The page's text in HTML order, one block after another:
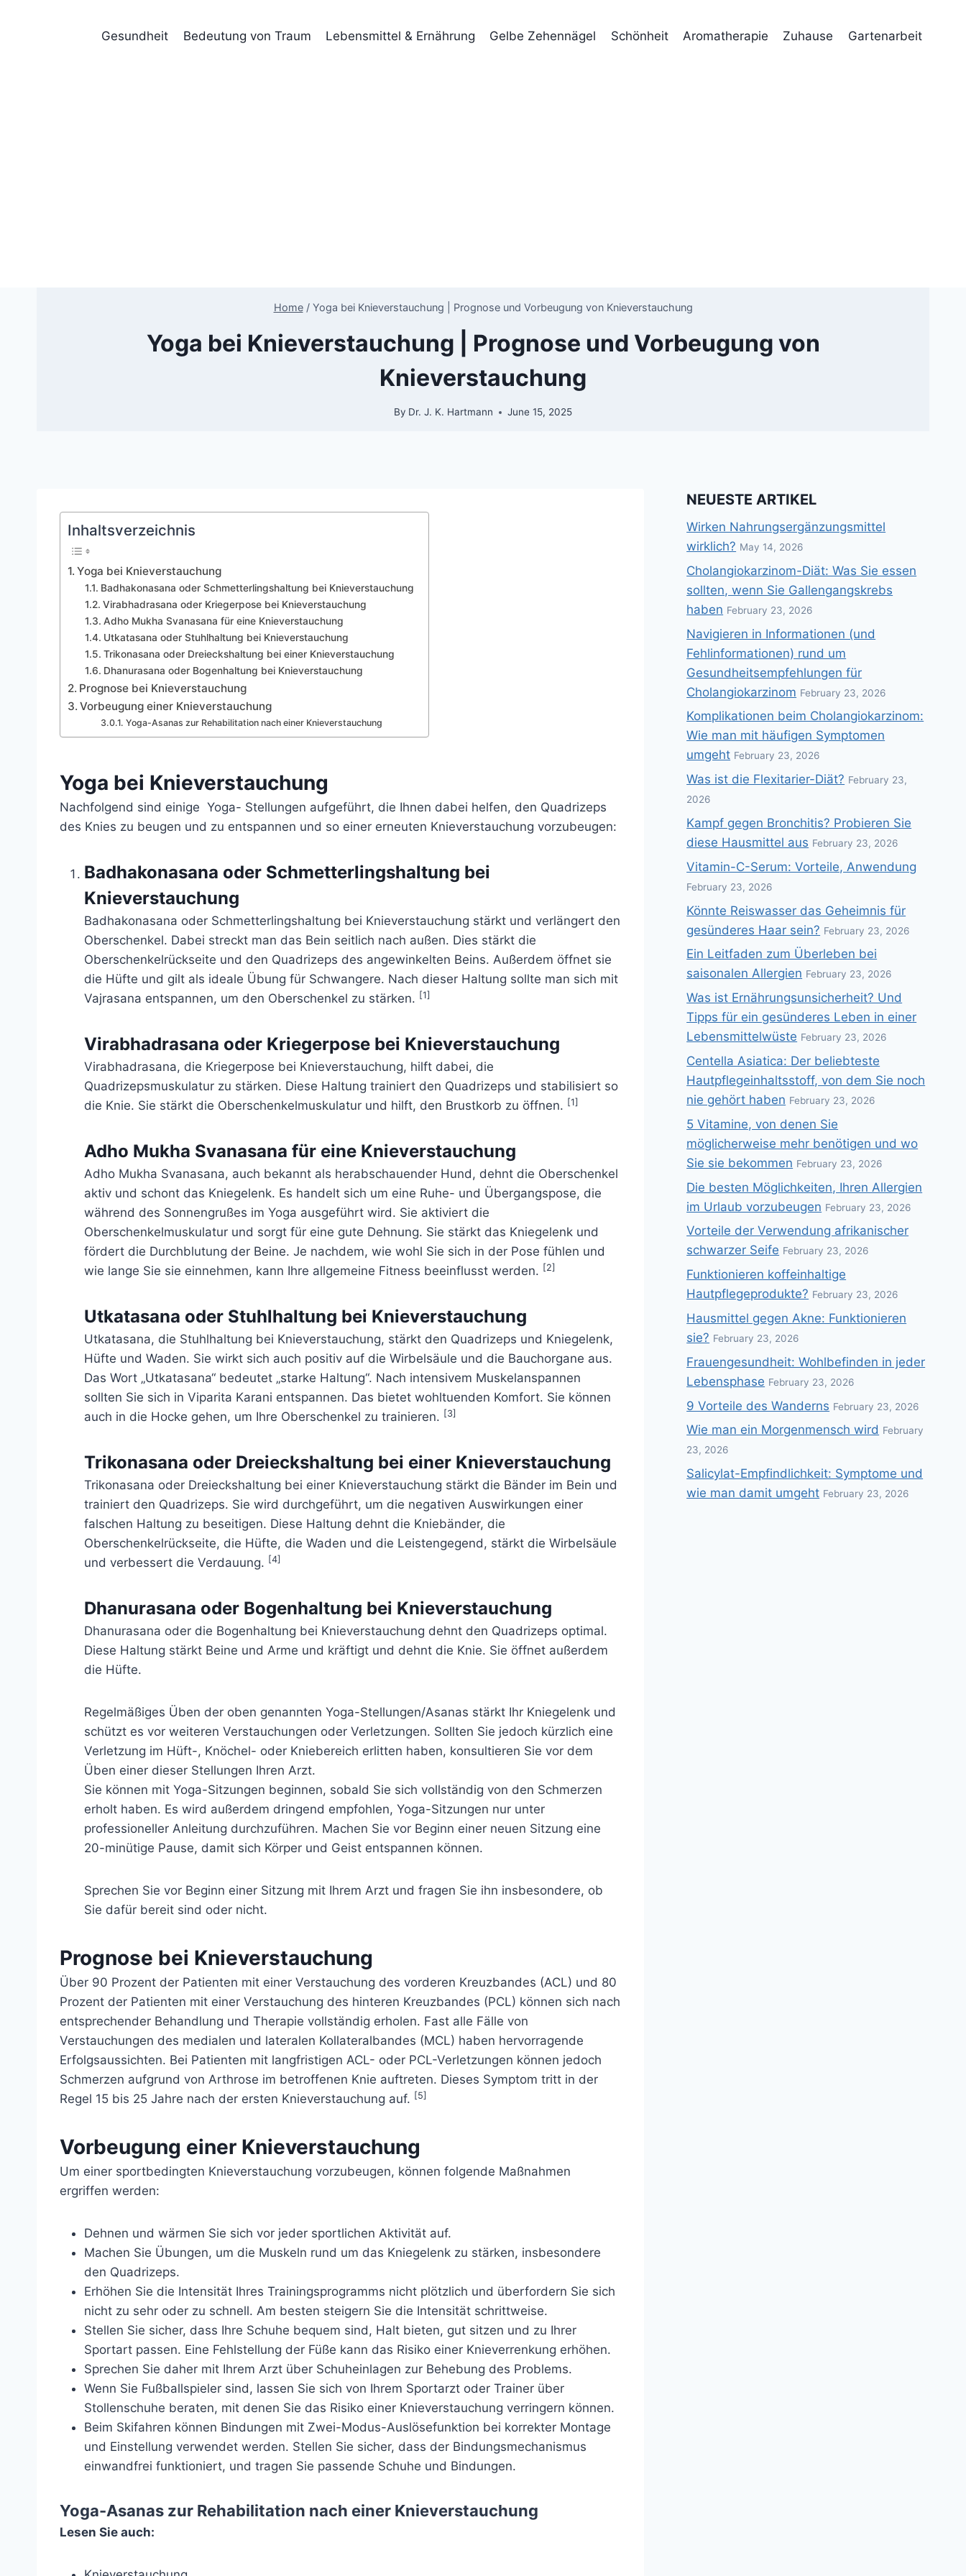
Gesundheit Bedeutung von Traum Lebensmittel & Ernährung Gelbe Zehennägel Schönheit Aromatherapie Zuhause Gartenarbeit
Home / Yoga bei Knieverstauchung | Prognose und Vorbeugung von Knieverstauchung
Yoga bei Knieverstauchung | Prognose und Vorbeugung von
Knieverstauchung
By Dr. J. K. Hartmann June 15, 2025
Inhaltsverzeichnis
Yoga bei Knieverstauchung
Badhakonasana oder Schmetterlingshaltung bei Knieverstauchung
Virabhadrasana oder Kriegerpose bei Knieverstauchung
Adho Mukha Svanasana für eine Knieverstauchung
Utkatasana oder Stuhlhaltung bei Knieverstauchung
Trikonasana oder Dreieckshaltung bei einer Knieverstauchung
Dhanurasana oder Bogenhaltung bei Knieverstauchung
Prognose bei Knieverstauchung
Vorbeugung einer Knieverstauchung
Yoga-Asanas zur Rehabilitation nach einer Knieverstauchung
Yoga bei Knieverstauchung
Nachfolgend sind einige Yoga- Stellungen aufgeführt, die Ihnen dabei helfen, den Quadrizeps
des Knies zu beugen und zu entspannen und so einer erneuten Knieverstauchung vorzubeugen:
Badhakonasana oder Schmetterlingshaltung bei
Knieverstauchung
Badhakonasana oder Schmetterlingshaltung bei Knieverstauchung stärkt und verlängert den
Oberschenkel. Dabei streckt man das Bein seitlich nach außen. Dies stärkt die
Oberschenkelrückseite und den Quadrizeps des angewinkelten Beins. Außerdem öffnet sie
die Hüfte und gilt als ideale Übung für Schwangere. Nach dieser Haltung sollte man sich mit
Vajrasana entspannen, um den Oberschenkel zu stärken. [1]
Virabhadrasana oder Kriegerpose bei Knieverstauchung
Virabhadrasana, die Kriegerpose bei Knieverstauchung, hilft dabei, die
Quadrizepsmuskulatur zu stärken. Diese Haltung trainiert den Quadrizeps und stabilisiert so
die Knie. Sie stärkt die Oberschenkelmuskulatur und hilft, den Brustkorb zu öffnen. [1]
Adho Mukha Svanasana für eine Knieverstauchung
Adho Mukha Svanasana, auch bekannt als herabschauender Hund, dehnt die Oberschenkel
aktiv und schont das Kniegelenk. Es handelt sich um eine Ruhe- und Übergangspose, die
während des Sonnengrußes im Yoga ausgeführt wird. Sie aktiviert die
Oberschenkelmuskulatur und sorgt für eine gute Dehnung. Sie stärkt das Kniegelenk und
fördert die Durchblutung der Beine. Je nachdem, wie wohl Sie sich in der Pose fühlen und
wie lange Sie sie einnehmen, kann Ihre allgemeine Fitness beeinflusst werden. [2]
Utkatasana oder Stuhlhaltung bei Knieverstauchung
Utkatasana, die Stuhlhaltung bei Knieverstauchung, stärkt den Quadrizeps und Kniegelenk,
Hüfte und Waden. Sie wirkt sich auch positiv auf die Wirbelsäule und die Bauchorgane aus.
Das Wort „Utkatasana“ bedeutet „starke Haltung“. Nach intensivem Muskelanspannen
sollten Sie sich in Viparita Karani entspannen. Das bietet wohltuenden Komfort. Sie können
auch in die Hocke gehen, um Ihre Oberschenkel zu trainieren. [3]
Trikonasana oder Dreieckshaltung bei einer Knieverstauchung
Trikonasana oder Dreieckshaltung bei einer Knieverstauchung stärkt die Bänder im Bein und
trainiert den Quadrizeps. Sie wird durchgeführt, um die negativen Auswirkungen einer
falschen Haltung zu beseitigen. Diese Haltung dehnt die Kniebänder, die
Oberschenkelrückseite, die Hüfte, die Waden und die Leistengegend, stärkt die Wirbelsäule
und verbessert die Verdauung. [4]
Dhanurasana oder Bogenhaltung bei Knieverstauchung
Dhanurasana oder die Bogenhaltung bei Knieverstauchung dehnt den Quadrizeps optimal.
Diese Haltung stärkt Beine und Arme und kräftigt und dehnt die Knie. Sie öffnet außerdem
die Hüfte.
Regelmäßiges Üben der oben genannten Yoga-Stellungen/Asanas stärkt Ihr Kniegelenk und
schützt es vor weiteren Verstauchungen oder Verletzungen. Sollten Sie jedoch kürzlich eine
Verletzung im Hüft-, Knöchel- oder Kniebereich erlitten haben, konsultieren Sie vor dem
Üben einer dieser Stellungen Ihren Arzt.
Sie können mit Yoga-Sitzungen beginnen, sobald Sie sich vollständig von den Schmerzen
erholt haben. Es wird außerdem dringend empfohlen, Yoga-Sitzungen nur unter
professioneller Anleitung durchzuführen. Machen Sie vor Beginn einer neuen Sitzung eine
20-minütige Pause, damit sich Körper und Geist entspannen können.
Sprechen Sie vor Beginn einer Sitzung mit Ihrem Arzt und fragen Sie ihn insbesondere, ob
Sie dafür bereit sind oder nicht.
Prognose bei Knieverstauchung
Über 90 Prozent der Patienten mit einer Verstauchung des vorderen Kreuzbandes (ACL) und 80
Prozent der Patienten mit einer Verstauchung des hinteren Kreuzbandes (PCL) können sich nach
entsprechender Behandlung und Therapie vollständig erholen. Fast alle Fälle von
Verstauchungen des medialen und lateralen Kollateralbandes (MCL) haben hervorragende
Erfolgsaussichten. Bei Patienten mit langfristigen ACL- oder PCL-Verletzungen können jedoch
Schmerzen aufgrund von Arthrose im betroffenen Knie auftreten. Dieses Symptom tritt in der
Regel 15 bis 25 Jahre nach der ersten Knieverstauchung auf. [5]
Vorbeugung einer Knieverstauchung
Um einer sportbedingten Knieverstauchung vorzubeugen, können folgende Maßnahmen
ergriffen werden:
Dehnen und wärmen Sie sich vor jeder sportlichen Aktivität auf.
Machen Sie Übungen, um die Muskeln rund um das Kniegelenk zu stärken, insbesondere
den Quadrizeps.
Erhöhen Sie die Intensität Ihres Trainingsprogramms nicht plötzlich und überfordern Sie sich
nicht zu sehr oder zu schnell. Am besten steigern Sie die Intensität schrittweise.
Stellen Sie sicher, dass Ihre Schuhe bequem sind, Halt bieten, gut sitzen und zu Ihrer
Sportart passen. Eine Fehlstellung der Füße kann das Risiko einer Knieverrenkung erhöhen.
Sprechen Sie daher mit Ihrem Arzt über Schuheinlagen zur Behebung des Problems.
Wenn Sie Fußballspieler sind, lassen Sie sich von Ihrem Sportarzt oder Trainer über
Stollenschuhe beraten, mit denen Sie das Risiko einer Knieverstauchung verringern können.
Beim Skifahren können Bindungen mit Zwei-Modus-Auslösefunktion bei korrekter Montage
und Einstellung verwendet werden. Stellen Sie sicher, dass der Bindungsmechanismus
einwandfrei funktioniert, und tragen Sie passende Schuhe und Bindungen.
Yoga-Asanas zur Rehabilitation nach einer Knieverstauchung
Lesen Sie auch:
NEUESTE ARTIKEL
Wirken Nahrungsergänzungsmittel
wirklich? May 14, 2026
Cholangiokarzinom-Diät: Was Sie essen
sollten, wenn Sie Gallengangskrebs
haben February 23, 2026
Navigieren in Informationen (und
Fehlinformationen) rund um
Gesundheitsempfehlungen für
Cholangiokarzinom February 23, 2026
Komplikationen beim Cholangiokarzinom:
Wie man mit häufigen Symptomen
umgeht February 23, 2026
Was ist die Flexitarier-Diät? February 23,
2026
Kampf gegen Bronchitis? Probieren Sie
diese Hausmittel aus February 23, 2026
Vitamin-C-Serum: Vorteile, Anwendung
February 23, 2026
Könnte Reiswasser das Geheimnis für
gesünderes Haar sein? February 23, 2026
Ein Leitfaden zum Überleben bei
saisonalen Allergien February 23, 2026
Was ist Ernährungsunsicherheit? Und
Tipps für ein gesünderes Leben in einer
Lebensmittelwüste February 23, 2026
Centella Asiatica: Der beliebteste
Hautpflegeinhaltsstoff, von dem Sie noch
nie gehört haben February 23, 2026
5 Vitamine, von denen Sie
möglicherweise mehr benötigen und wo
Sie sie bekommen February 23, 2026
Die besten Möglichkeiten, Ihren Allergien
im Urlaub vorzubeugen February 23, 2026
Vorteile der Verwendung afrikanischer
schwarzer Seife February 23, 2026
Funktionieren koffeinhaltige
Hautpflegeprodukte? February 23, 2026
Hausmittel gegen Akne: Funktionieren
sie? February 23, 2026
Frauengesundheit: Wohlbefinden in jeder
Lebensphase February 23, 2026
9 Vorteile des Wanderns February 23, 2026
Wie man ein Morgenmensch wird February
23, 2026
Salicylat-Empfindlichkeit: Symptome und
wie man damit umgeht February 23, 2026